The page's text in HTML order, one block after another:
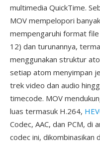
multimedia QuickTime.
MOV mempelopori
mempengaruhi format
12) dan turunannya,
menggunakan struktur
setiap atom menyimpan
trek video dan audio
timecode. MOV
luas termasuk H.264,
Codec, AAC, dan PCM, di
codec ini,